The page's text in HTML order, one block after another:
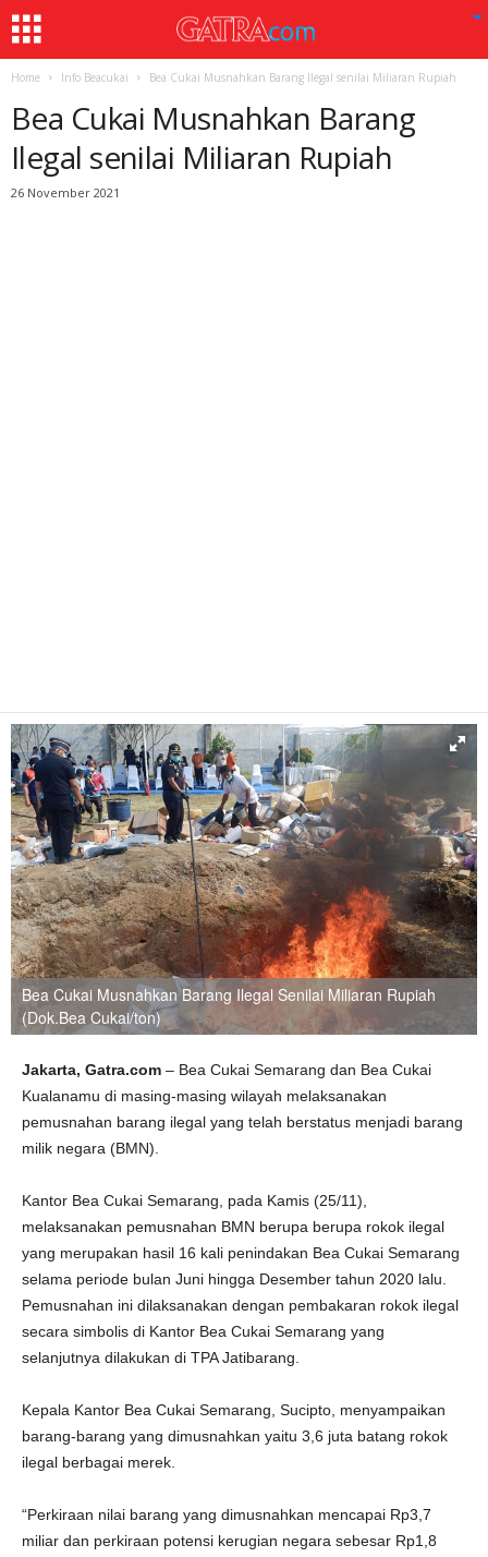
Home Info Beacukai Bea Cukai Musnahkan Barang Ilegal senilai Miliaran Rupiah
Bea Cukai Musnahkan Barang
Ilegal senilai Miliaran Rupiah
26 November 2021
Bea Cukai Musnahkan Barang Ilegal Senilai Miliaran Rupiah
(Dok.Bea Cukai/ton)
Jakarta, Gatra.com – Bea Cukai Semarang dan Bea Cukai
Kualanamu di masing-masing wilayah melaksanakan
pemusnahan barang ilegal yang telah berstatus menjadi barang
milik negara (BMN).
Kantor Bea Cukai Semarang, pada Kamis (25/11),
melaksanakan pemusnahan BMN berupa berupa rokok ilegal
yang merupakan hasil 16 kali penindakan Bea Cukai Semarang
selama periode bulan Juni hingga Desember tahun 2020 lalu.
Pemusnahan ini dilaksanakan dengan pembakaran rokok ilegal
secara simbolis di Kantor Bea Cukai Semarang yang
selanjutnya dilakukan di TPA Jatibarang.
Kepala Kantor Bea Cukai Semarang, Sucipto, menyampaikan
barang-barang yang dimusnahkan yaitu 3,6 juta batang rokok
ilegal berbagai merek.
“Perkiraan nilai barang yang dimusnahkan mencapai Rp3,7
miliar dan perkiraan potensi kerugian negara sebesar Rp1,8